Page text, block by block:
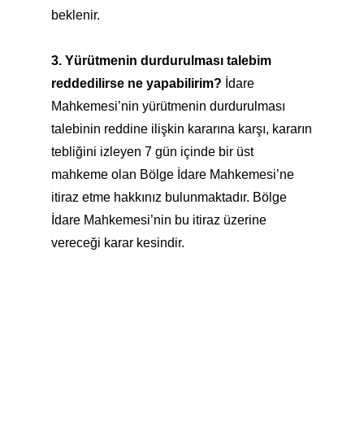
beklenir.
3. Yürütmenin durdurulması talebim
reddedilirse ne yapabilirim? İdare
Mahkemesi’nin yürütmenin durdurulması
talebinin reddine ilişkin kararına karşı, kararın
tebliğini izleyen 7 gün içinde bir üst
mahkeme olan Bölge İdare Mahkemesi’ne
itiraz etme hakkınız bulunmaktadır. Bölge
İdare Mahkemesi’nin bu itiraz üzerine
vereceği karar kesindir.